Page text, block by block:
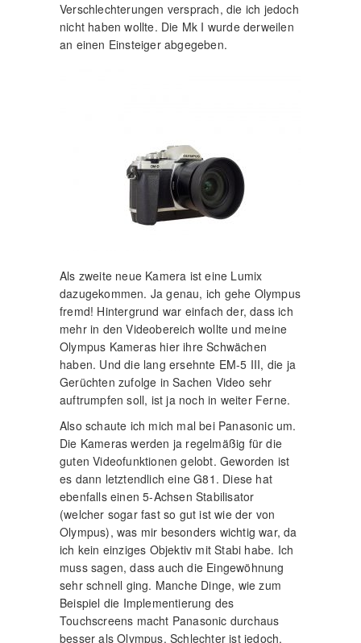
Verschlechterungen versprach, die ich jedoch
nicht haben wollte. Die Mk I wurde derweilen
an einen Einsteiger abgegeben.
Als zweite neue Kamera ist eine Lumix
dazugekommen. Ja genau, ich gehe Olympus
fremd! Hintergrund war einfach der, dass ich
mehr in den Videobereich wollte und meine
Olympus Kameras hier ihre Schwächen
haben. Und die lang ersehnte EM-5 III, die ja
Gerüchten zufolge in Sachen Video sehr
auftrumpfen soll, ist ja noch in weiter Ferne.
Also schaute ich mich mal bei Panasonic um.
Die Kameras werden ja regelmäßig für die
guten Videofunktionen gelobt. Geworden ist
es dann letztendlich eine G81. Diese hat
ebenfalls einen 5-Achsen Stabilisator
(welcher sogar fast so gut ist wie der von
Olympus), was mir besonders wichtig war, da
ich kein einziges Objektiv mit Stabi habe. Ich
muss sagen, dass auch die Eingewöhnung
sehr schnell ging. Manche Dinge, wie zum
Beispiel die Implementierung des
Touchscreens macht Panasonic durchaus
besser als Olympus. Schlechter ist jedoch,